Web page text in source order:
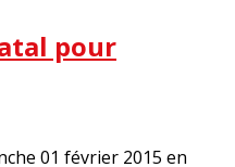
pour
01 février 2015 en